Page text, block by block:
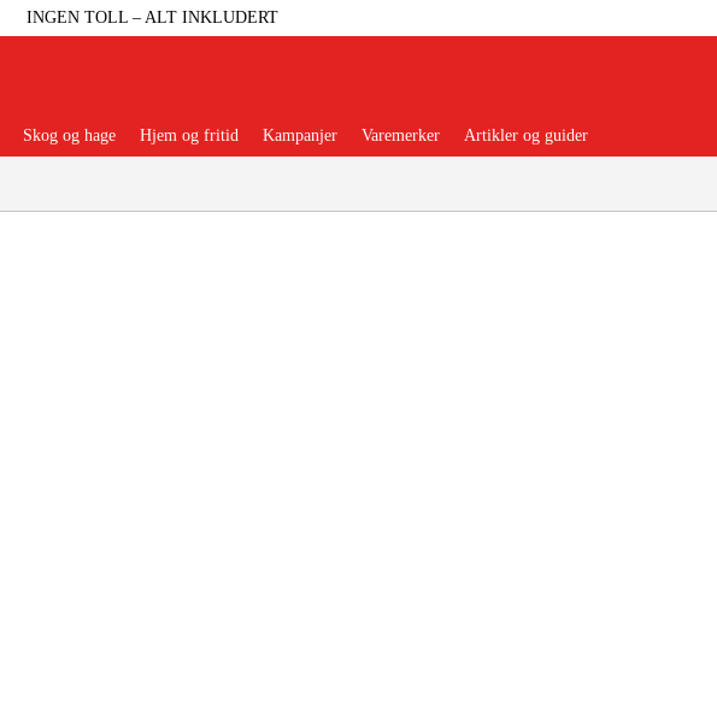
INGEN TOLL – ALT INKLUDERT
Skog og hage Hjem og fritid Kampanjer Varemerker Artikler og guider